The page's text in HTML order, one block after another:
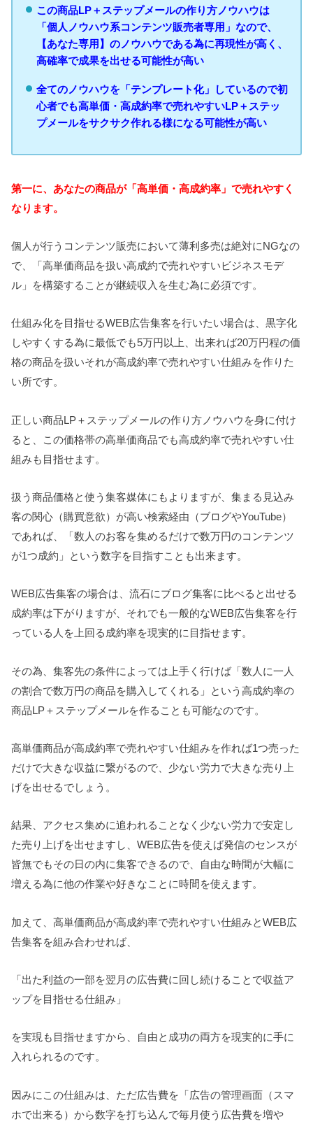
この商品LP＋ステップメールの作り方ノウハウは
「個人ノウハウ系コンテンツ販売者専用」なので、
【あなた専用】のノウハウである為に再現性が高く、
高確率で成果を出せる可能性が高い
全てのノウハウを「テンプレート化」しているので初
心者でも高単価・高成約率で売れやすいLP＋ステッ
プメールをサクサク作れる様になる可能性が高い
第一に、あなたの商品が「高単価・高成約率」で売れやすく
なります。
個人が行うコンテンツ販売において薄利多売は絶対にNGなの
で、「高単価商品を扱い高成約で売れやすいビジネスモデ
ル」を構築することが継続収入を生む為に必須です。
仕組み化を目指せるWEB広告集客を行いたい場合は、黒字化
しやすくする為に最低でも5万円以上、出来れば20万円程の価
格の商品を扱いそれが高成約率で売れやすい仕組みを作りた
い所です。
正しい商品LP＋ステップメールの作り方ノウハウを身に付け
ると、この価格帯の高単価商品でも高成約率で売れやすい仕
組みも目指せます。
扱う商品価格と使う集客媒体にもよりますが、集まる見込み
客の関心（購買意欲）が高い検索経由（ブログやYouTube）
であれば、「数人のお客を集めるだけで数万円のコンテンツ
が1つ成約」という数字を目指すことも出来ます。
WEB広告集客の場合は、流石にブログ集客に比べると出せる
成約率は下がりますが、それでも一般的なWEB広告集客を行
っている人を上回る成約率を現実的に目指せます。
その為、集客先の条件によっては上手く行けば「数人に一人
の割合で数万円の商品を購入してくれる」という高成約率の
商品LP＋ステップメールを作ることも可能なのです。
高単価商品が高成約率で売れやすい仕組みを作れば1つ売った
だけで大きな収益に繋がるので、少ない労力で大きな売り上
げを出せるでしょう。
結果、アクセス集めに追われることなく少ない労力で安定し
た売り上げを出せますし、WEB広告を使えば発信のセンスが
皆無でもその日の内に集客できるので、自由な時間が大幅に
増える為に他の作業や好きなことに時間を使えます。
加えて、高単価商品が高成約率で売れやすい仕組みとWEB広
告集客を組み合わせれば、
「出た利益の一部を翌月の広告費に回し続けることで収益ア
ップを目指せる仕組み」
を実現も目指せますから、自由と成功の両方を現実的に手に
入れられるのです。
因みにこの仕組みは、ただ広告費を「広告の管理画面（スマ
ホで出来る）から数字を打ち込んで毎月使う広告費を増や